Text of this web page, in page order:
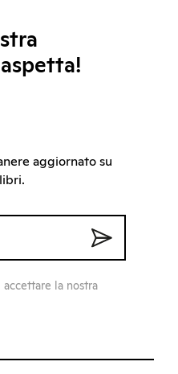
aggiornato su
la nostra